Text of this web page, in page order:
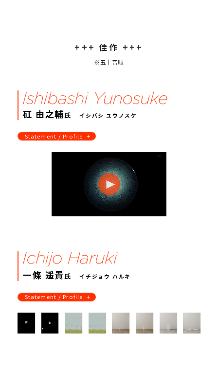
+++ 佳作 +++
※五十音順
矼 由之輔氏 イシバシ ユウノスケ
Statement / Profile
一條 遥貴 氏 イチジョウ ハルキ
Statement / Profile